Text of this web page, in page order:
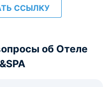
ССЫЛКУ
об Отеле